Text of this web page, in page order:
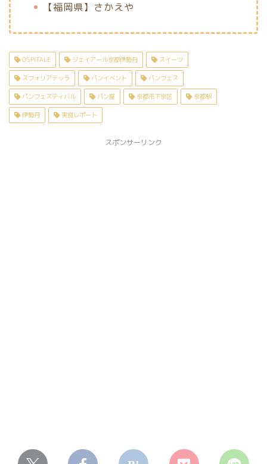
【福岡県】さかえや
OSPITALE ジェイアール京都伊勢丹 スイーツ
スフォリアテッラ パンイベント パンフェス
パンフェスティバル パン屋 京都市下京区 京都駅
伊勢丹 実食レポート
スポンサーリンク